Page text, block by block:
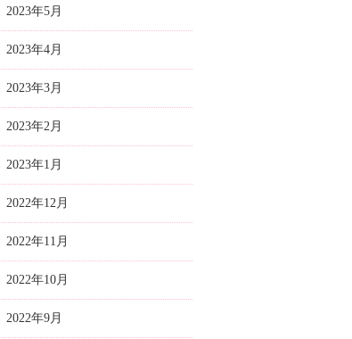
2023年5月
2023年4月
2023年3月
2023年2月
2023年1月
2022年12月
2022年11月
2022年10月
2022年9月